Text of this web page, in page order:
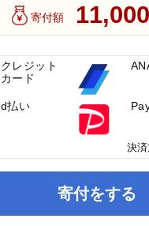
寄付額
寄付をする
クレジット
カード
d払い
決済